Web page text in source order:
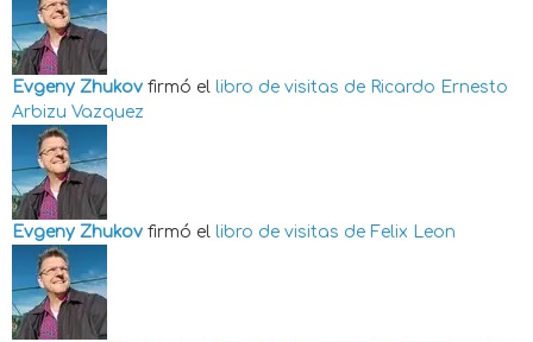
Evgeny Zhukov firmó el libro de visitas de Ricardo Ernesto
Arbizu Vazquez
Evgeny Zhukov firmó el libro de visitas de Felix Leon